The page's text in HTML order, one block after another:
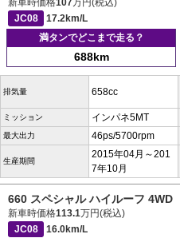
新車時価格107万円(税込)
JC08
17.2km/L
満タンでどこまで走る？
688km
排気量 658cc
ミッション インパネ5MT
最大出力 46ps/5700rpm
生産期間
2015年04月～201
7年10月
660 スペシャル ハイルーフ 4WD
新車時価格113.1万円(税込)
JC08
16.0km/L